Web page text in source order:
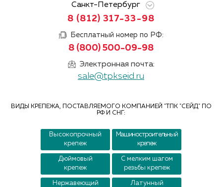
Санкт-Петербург
8 (812) 317-33-98
Бесплатный номер по РФ:
8 (800) 500-09-98
Электронная почта:
sale@tpkseid.ru
ВИДЫ КРЕПЕЖА, ПОСТАВЛЯЕМОГО КОМПАНИЕЙ "ТПК "СЕЙД" ПО
РФ И СНГ:
Высокопрочный
крепеж
Машиностроительный
крепеж
Дюймовый
крепеж
С мелким шагом
резьбы крепеж
Нержавеющий
Латунный
Контакты